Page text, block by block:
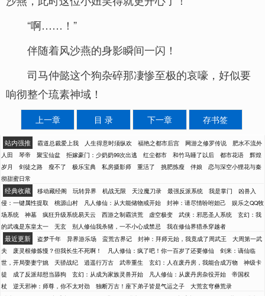
“啊……！”
伴随着风沙燕的身影瞬间一闪！
司马仲懿这个狗杂碎那凄惨至极的哀嚎，好似要
响彻整个琉素神域！
上一章 目 录 下一章 存书签
站内强推 霸道总裁爱上我 人生得意时须纵欢 福艳之都市后宫 网游之修罗传说
肥水不流外
人田
琴帝 聚宝仙盆 拒嫁豪门：少奶奶99次出逃 红尘都市 和竹马睡了以后 都市花语
辉煌
岁月
剑徒之路 瘦不了 极乐宝典 私房摄影师 重活了 挑肥拣瘦 伴娘
恋与深空小狸花与秦
彻甜蜜日常
经典收藏 移动藏经阁 玩转异界 机战无限 天泣魔刀录 最强反派系统 我是掌门
凶兽入
侵：一键属性提取
桃源山村 凡人修仙：从大能储物戒开始 封神：请尽情吩咐妲己
娱乐之QQ牧
场系统
神墓 疯狂升级系统易天云 西游之制霸洪荒 虚空极变 武侠：邪恶圣人系统
玄幻：我
的武魂是东皇太一
无玄 别人修仙我杀猪，一不小心成禁忌 我在修仙界猎杀穿越者
最近更新 盗梦千年 异界游乐场 蛮荒古界记 封神：拜师元始，我竟成了周武王
大周第一武
夫
废灵根修炼慢？但我长生不死啊！ 凡人修仙：疯了吧！你一百岁了还要修仙
剑来：谪仙临
世，开局娶妻宁姚
天骄战纪 逍遥行万古 武帝重生 玄幻：人在废丹房，我能合成万物
神级卡
徒
成了反派却想当舔狗 玄幻：从成为家族灵兽开始 凡人修仙：从废丹房杂役开始
帝国权
杖
逆天邪神：师尊，你不太对劲 独断万古！座下弟子皆是气运之子
大荒玄穹彝荒录